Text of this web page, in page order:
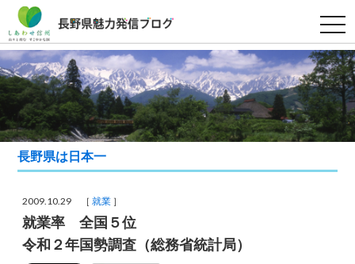
t
o
g
g
l
e
n
a
v
g
i
長野県は日本一
2009.10.29 ［就業 ］
就業率 全国５位
令和２年国勢調査（総務省統計局）